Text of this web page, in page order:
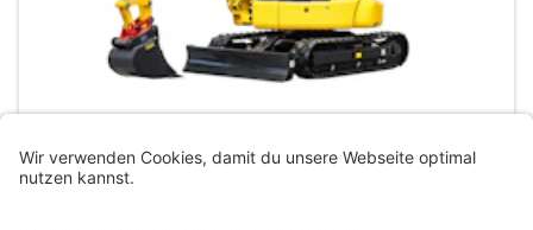
Wörth an der Donau,93086